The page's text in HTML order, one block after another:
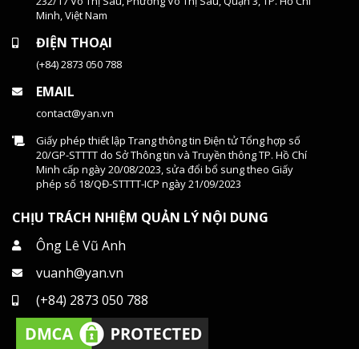
Minh, Việt Nam
ĐIỆN THOẠI
(+84) 2873 050 788
EMAIL
contact@yan.vn
Giấy phép thiết lập Trang thông tin Điện tử Tổng hợp số
20/GP-STTTT do Sở Thông tin và Truyền thông TP. Hồ Chí
Minh cấp ngày 20/08/2023, sửa đổi bổ sung theo Giấy
phép số 18/QĐ-STTTT-ICP ngày 21/09/2023
CHỊU TRÁCH NHIỆM QUẢN LÝ NỘI DUNG
Ông Lê Vũ Anh
vuanh@yan.vn
(+84) 2873 050 788